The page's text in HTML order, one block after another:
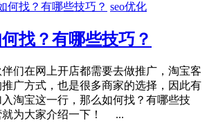
seo优化
找？有哪些技巧？
在网上开店都需要去做推广，淘宝客
广方式，也是很多商家的选择，因此有
淘宝这一行，那么如何找？有哪些技
就为大家介绍一下！ ...